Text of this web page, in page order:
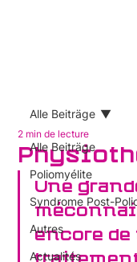
Alle Beiträge
Poliomyélite
Syndrome Post-
Autres
Actualités
Alle Beiträge
2 min de lecture
Une
encore de